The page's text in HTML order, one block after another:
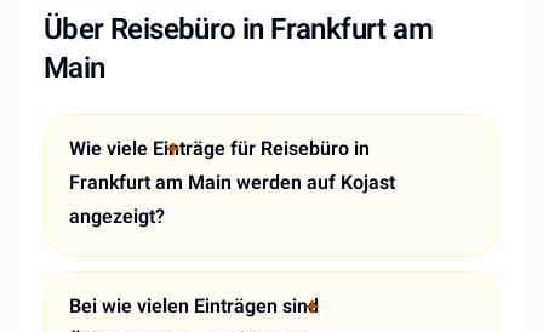
Über Reisebüro in Frankfurt am
Main
Wie viele Einträge für Reisebüro in
Frankfurt am Main werden auf Kojast
angezeigt?
Bei wie vielen Einträgen sind